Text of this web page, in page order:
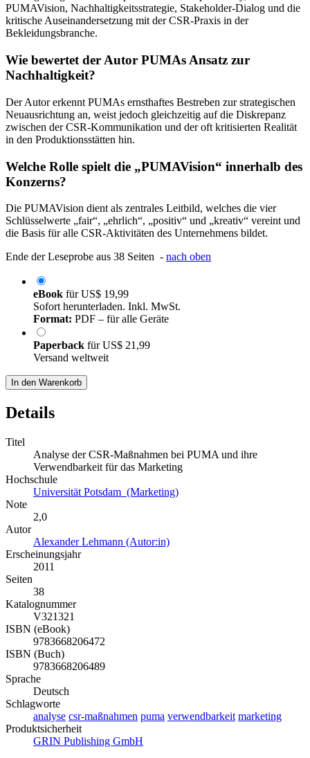
PUMAVision, Nachhaltigkeitsstrategie, Stakeholder-Dialog und die
kritische Auseinandersetzung mit der CSR-Praxis in der
Bekleidungsbranche.
Wie bewertet der Autor PUMAs Ansatz zur
Nachhaltigkeit?
Der Autor erkennt PUMAs ernsthaftes Bestreben zur strategischen
Neuausrichtung an, weist jedoch gleichzeitig auf die Diskrepanz
zwischen der CSR-Kommunikation und der oft kritisierten Realität
in den Produktionsstätten hin.
Welche Rolle spielt die „PUMAVision“ innerhalb des
Konzerns?
Die PUMAVision dient als zentrales Leitbild, welches die vier
Schlüsselwerte „fair“, „ehrlich“, „positiv“ und „kreativ“ vereint und
die Basis für alle CSR-Aktivitäten des Unternehmens bildet.
Ende der Leseprobe aus 38 Seiten - nach oben
eBook fürUS$ 19,99
Sofort herunterladen. Inkl. MwSt.
Format: PDF – für alle Geräte
Paperback fürUS$ 21,99
Versand weltweit
In den Warenkorb
Details
Titel
Analyse der CSR-Maßnahmen bei PUMA und ihre
Verwendbarkeit für das Marketing
Hochschule
Universität Potsdam (Marketing)
Note
2,0
Autor
Alexander Lehmann (Autor:in)
Erscheinungsjahr
2011
Seiten
38
Katalognummer
V321321
ISBN (eBook)
9783668206472
ISBN (Buch)
9783668206489
Sprache
Deutsch
Schlagworte
analyse csr-maßnahmen puma verwendbarkeit marketing
Produktsicherheit
GRIN Publishing GmbH